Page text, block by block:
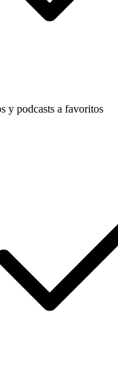
y podcasts a favoritos